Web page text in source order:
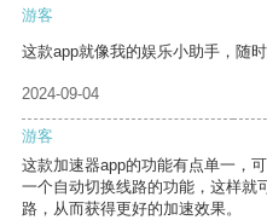
游客
这款app就像我的娱乐小助手，随
2024-09-04
游客
这款加速器app的功能有点单一，
一个自动切换线路的功能，这样就
路，从而获得更好的加速效果。